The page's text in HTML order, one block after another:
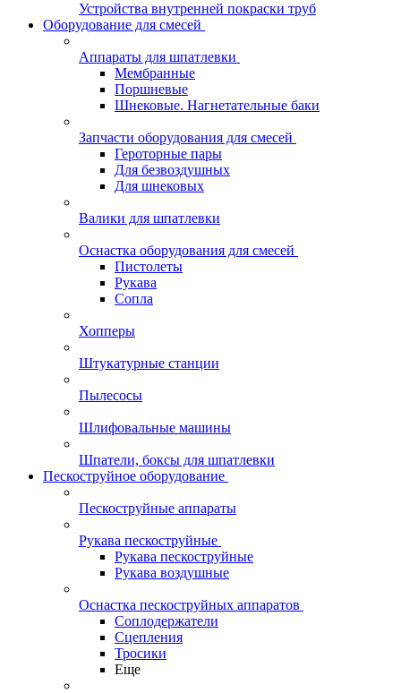
Устройства внутренней покраски труб
Оборудование для смесей
Аппараты для шпатлевки
Мембранные
Поршневые
Шнековые. Нагнетательные баки
Запчасти оборудования для смесей
Героторные пары
Для безвоздушных
Для шнековых
Валики для шпатлевки
Оснастка оборудования для смесей
Пистолеты
Рукава
Сопла
Хопперы
Штукатурные станции
Пылесосы
Шлифовальные машины
Шпатели, боксы для шпатлевки
Пескоструйное оборудование
Пескоструйные аппараты
Рукава пескоструйные
Рукава пескоструйные
Рукава воздушные
Оснастка пескоструйных аппаратов
Соплодержатели
Сцепления
Тросики
Еще